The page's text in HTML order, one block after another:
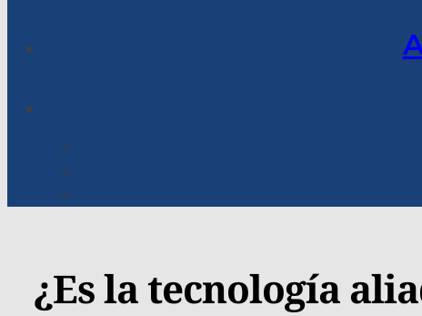
¿Es la tecnología